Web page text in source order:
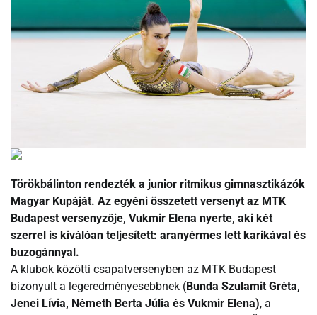
Törökbálinton rendezték a junior ritmikus gimnasztikázók
Magyar Kupáját. Az egyéni összetett versenyt az MTK
Budapest versenyzője, Vukmir Elena nyerte, aki két
szerrel is kiválóan teljesített: aranyérmes lett karikával és
buzogánnyal.
A klubok közötti csapatversenyben az MTK Budapest
bizonyult a legeredményesebbnek (Bunda Szulamit Gréta,
Jenei Lívia, Németh Berta Júlia és Vukmir Elena), a